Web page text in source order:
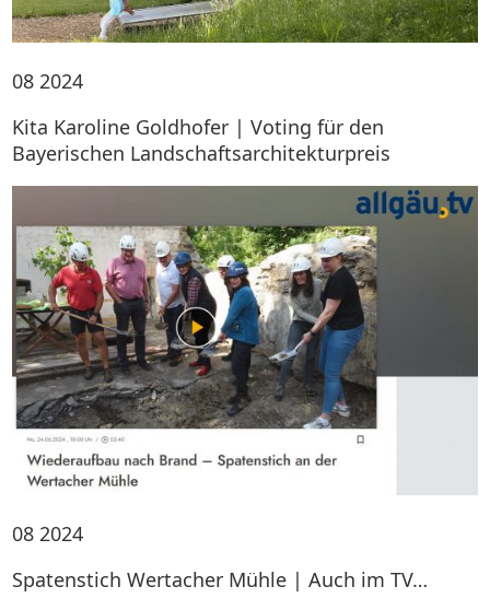
08 2024
Kita Karoline Goldhofer | Voting für den
Bayerischen Landschaftsarchitekturpreis
08 2024
Spatenstich Wertacher Mühle | Auch im TV…